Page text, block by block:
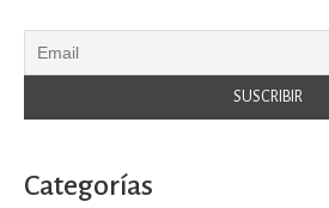
Categorías